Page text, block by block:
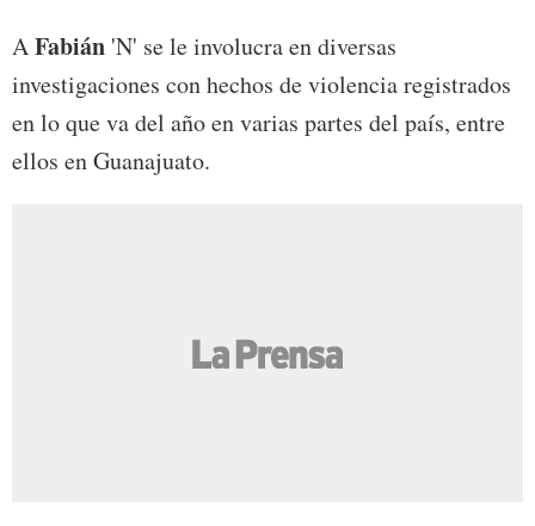
AFabián 'N' se le involucra en diversas
investigaciones con hechos de violencia registrados
en lo que va del año en varias partes del país, entre
ellos en Guanajuato.